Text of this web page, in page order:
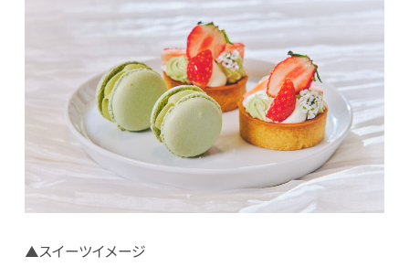
▲スイーツイメージ